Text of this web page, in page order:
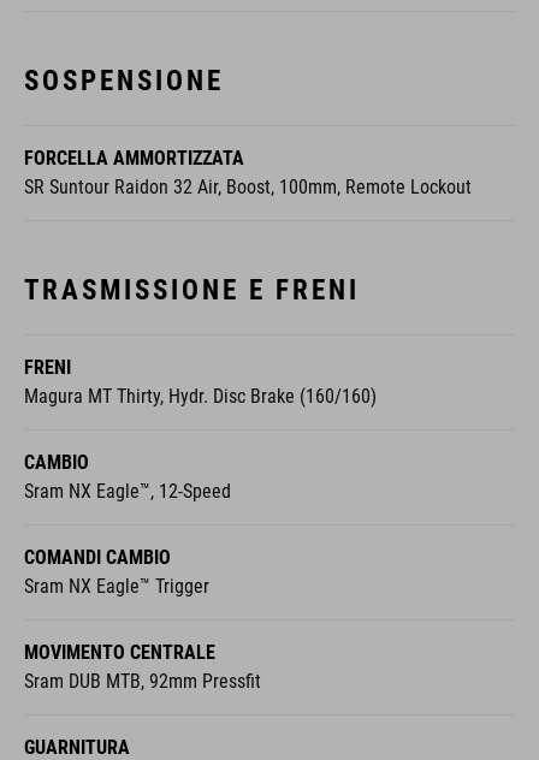
SOSPENSIONE
FORCELLA AMMORTIZZATA
SR Suntour Raidon 32 Air, Boost, 100mm, Remote Lockout
TRASMISSIONE E FRENI
FRENI
Magura MT Thirty, Hydr. Disc Brake (160/160)
CAMBIO
Sram NX Eagle™, 12-Speed
COMANDI CAMBIO
Sram NX Eagle™ Trigger
MOVIMENTO CENTRALE
Sram DUB MTB, 92mm Pressfit
GUARNITURA